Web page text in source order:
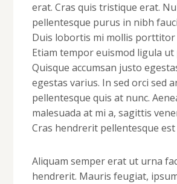
erat. Cras quis tristique erat.
pellentesque purus in nibh
Duis lobortis mi mollis porttitor
Etiam tempor euismod ligula ut
Quisque accumsan justo
egestas varius. In sed orci sed
pellentesque quis at nunc.
malesuada at mi a, sagittis
Cras hendrerit pellentesque
Aliquam semper erat ut urna
hendrerit. Mauris feugiat,